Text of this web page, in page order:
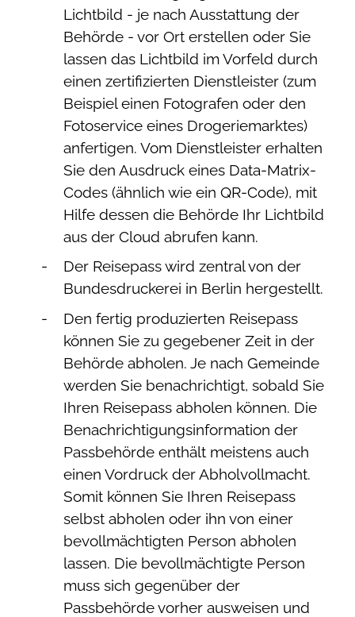
Lichtbild - je nach Ausstattung der
Behörde - vor Ort erstellen oder Sie
lassen das Lichtbild im Vorfeld durch
einen zertifizierten Dienstleister (zum
Beispiel einen Fotografen oder den
Fotoservice eines Drogeriemarktes)
anfertigen. Vom Dienstleister erhalten
Sie den Ausdruck eines Data-Matrix-
Codes (ähnlich wie ein QR-Code), mit
Hilfe dessen die Behörde Ihr Lichtbild
aus der Cloud abrufen kann.
Der Reisepass wird zentral von der
Bundesdruckerei in Berlin hergestellt.
Den fertig produzierten Reisepass
können Sie zu gegebener Zeit in der
Behörde abholen. Je nach Gemeinde
werden Sie benachrichtigt, sobald Sie
Ihren Reisepass abholen können. Die
Benachrichtigungsinformation der
Passbehörde enthält meistens auch
einen Vordruck der Abholvollmacht.
Somit können Sie Ihren Reisepass
selbst abholen oder ihn von einer
bevollmächtigten Person abholen
lassen. Die bevollmächtigte Person
muss sich gegenüber der
Passbehörde vorher ausweisen und